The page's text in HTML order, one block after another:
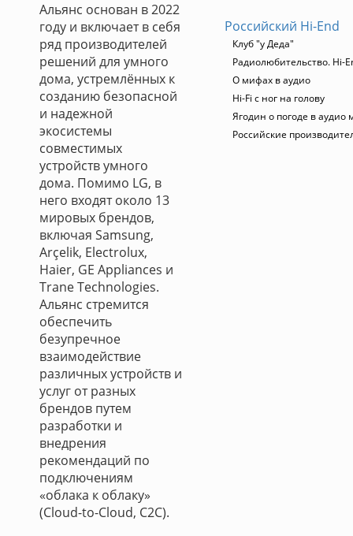
Альянс основан в 2022
году и включает в себя
ряд производителей
решений для умного
дома, устремлённых к
созданию безопасной
и надежной
экосистемы
совместимых
устройств умного
дома. Помимо LG, в
него входят около 13
мировых брендов,
включая Samsung,
Arçelik, Electrolux,
Haier, GE Appliances и
Trane Technologies.
Альянс стремится
обеспечить
безупречное
взаимодействие
различных устройств и
услуг от разных
брендов путем
разработки и
внедрения
рекомендаций по
подключениям
«облака к облаку»
(Cloud-to-Cloud, C2C).
Российский Hi-End
Клуб "у Деда"
Радиолюбительство. Hi-
О мифах в аудио
Hi-Fi с ног на голову
Ягодин о погоде в аудио
Российские